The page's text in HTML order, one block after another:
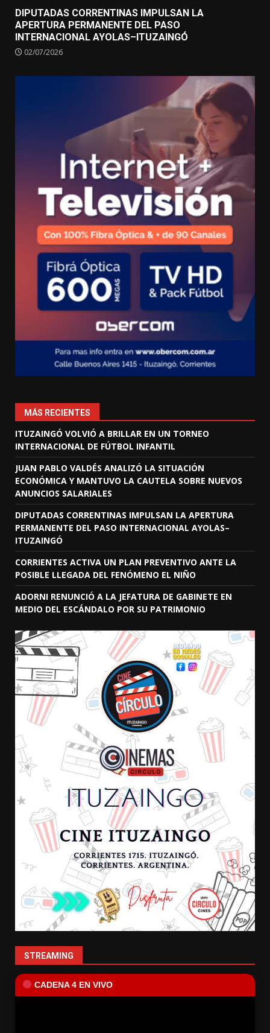
DIPUTADAS CORRENTINAS IMPULSAN LA
APERTURA PERMANENTE DEL PASO
INTERNACIONAL AYOLAS–ITUZAINGÓ
02/07/2026
MÁS RECIENTES
ITUZAINGÓ VOLVIÓ A BRILLAR EN UN TORNEO
INTERNACIONAL DE FÚTBOL INFANTIL
JUAN PABLO VALDÉS ANALIZÓ LA SITUACIÓN
ECONÓMICA Y MANTUVO LA CAUTELA SOBRE NUEVOS
ANUNCIOS SALARIALES
DIPUTADAS CORRENTINAS IMPULSAN LA APERTURA
PERMANENTE DEL PASO INTERNACIONAL AYOLAS–
ITUZAINGÓ
CORRIENTES ACTIVA UN PLAN PREVENTIVO ANTE LA
POSIBLE LLEGADA DEL FENÓMENO EL NIÑO
ADORNI RENUNCIÓ A LA JEFATURA DE GABINETE EN
MEDIO DEL ESCÁNDALO POR SU PATRIMONIO
STREAMING
CADENA 4 EN VIVO